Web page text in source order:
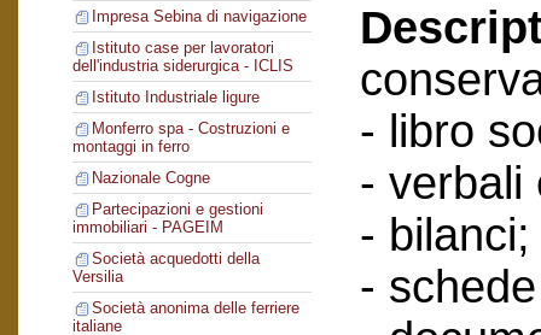
Impresa Sebina di navigazione
Istituto case per lavoratori
dell'industria siderurgica - ICLIS
Istituto Industriale ligure
Monferro spa - Costruzioni e
montaggi in ferro
Nazionale Cogne
Partecipazioni e gestioni
immobiliari - PAGEIM
Società acquedotti della
Versilia
Società anonima delle ferriere
italiane
- libro
- verbali
- bilanci;
-